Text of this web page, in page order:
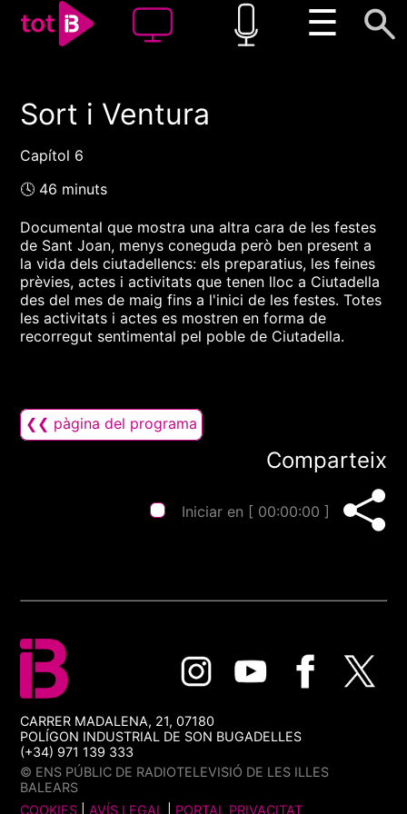
☰
00:00 00:00
Sort i Ventura
Capítol 6
🕓 46 minuts
Documental que mostra una altra cara de les festes
de Sant Joan, menys coneguda però ben present a
la vida dels ciutadellencs: els preparatius, les feines
prèvies, actes i activitats que tenen lloc a Ciutadella
des del mes de maig fins a l'inici de les festes. Totes
les activitats i actes es mostren en forma de
recorregut sentimental pel poble de Ciutadella.
❮❮ pàgina del programa
Comparteix
Iniciar en [ 00:00:00 ]
CARRER MADALENA, 21, 07180
POLÍGON INDUSTRIAL DE SON BUGADELLES
(+34) 971 139 333
© ENS PÚBLIC DE RADIOTELEVISIÓ DE LES ILLES
BALEARS
COOKIES
AVÍS LEGAL PORTAL PRIVACITAT